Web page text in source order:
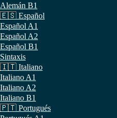
Alemán B1
🇪🇸 Español
Español A1
Español A2
Español B1
Sintaxis
🇮🇹 Italiano
Italiano A1
Italiano A2
Italiano B1
🇵🇹 Portugués